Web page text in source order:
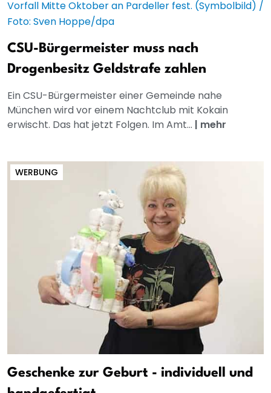
CSU-Bürgermeister muss nach
Drogenbesitz Geldstrafe zahlen
Ein CSU-Bürgermeister einer Gemeinde nahe
München wird vor einem Nachtclub mit Kokain
erwischt. Das hat jetzt Folgen. Im Amt... | mehr
WERBUNG
Geschenke zur Geburt - individuell und